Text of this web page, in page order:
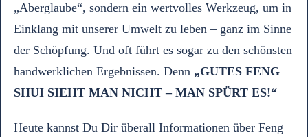
„Aberglaube“, sondern ein wertvolles Werkzeug, um in
Einklang mit unserer Umwelt zu leben – ganz im Sinne
der Schöpfung. Und oft führt es sogar zu den schönsten
handwerklichen Ergebnissen. Denn „GUTES FENG
SHUI SIEHT MAN NICHT – MAN SPÜRT ES!“
Heute kannst Du Dir überall Informationen über Feng